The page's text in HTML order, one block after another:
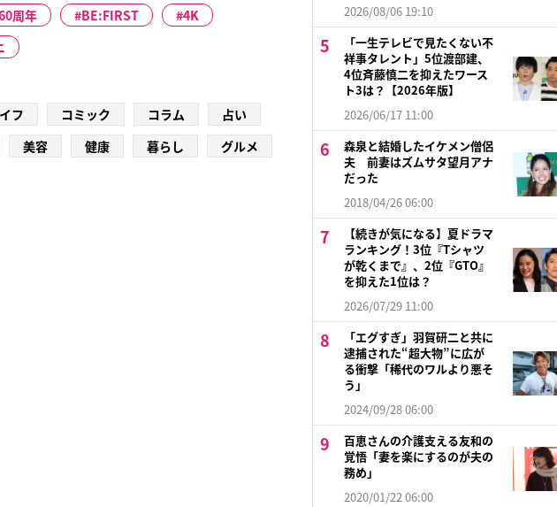
周年 BE:FIRST
4K
フ コミック コラム
占い
美容 健康 暮らし グルメ
2026/08/06 19:10
「一生テレビで見たくない不
祥事タレント」5位渡部建、
4位斉藤慎二を抑えたワース
ト3は？【2026年版】
2026/06/17 11:00
森泉と結婚したイケメン僧侶
夫 前妻はズムサタ望月アナ
だった
2018/04/26 06:00
【続きが気になる】夏ドラマ
ランキング！3位『Tシャツ
が乾くまで』、2位『GTO』
を抑えた1位は？
2026/07/29 11:00
「エグすぎ」羽賀研二と共に
逮捕された“超大物”に広が
る衝撃「稀代のワルより悪そ
う」
2024/09/28 06:00
百恵さんの介護支える友和の
覚悟「妻を楽にするのが夫の
務め」
2020/01/22 06:00